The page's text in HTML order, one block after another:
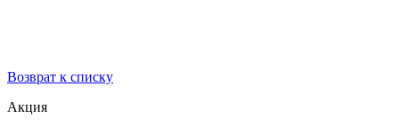
Возврат к списку
Акция